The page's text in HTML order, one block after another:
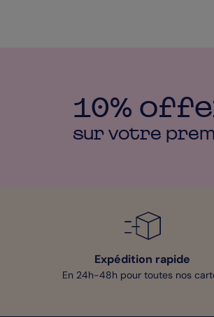
10%
sur votre
Expédition rapide
En 24h-48h pour toutes nos